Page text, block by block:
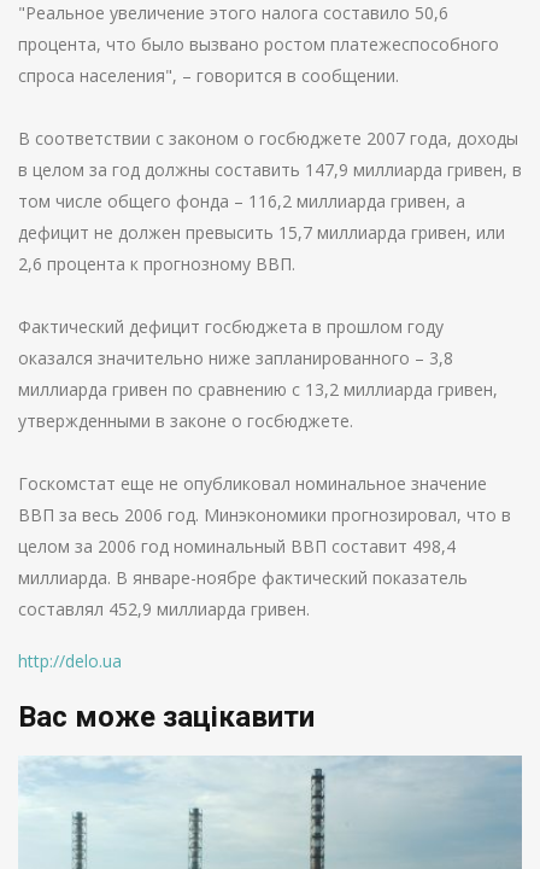
"Реальное увеличение этого налога составило 50,6
процента, что было вызвано ростом платежеспособного
спроса населения", – говорится в сообщении.
В соответствии с законом о госбюджете 2007 года, доходы
в целом за год должны составить 147,9 миллиарда гривен, в
том числе общего фонда – 116,2 миллиарда гривен, а
дефицит не должен превысить 15,7 миллиарда гривен, или
2,6 процента к прогнозному ВВП.
Фактический дефицит госбюджета в прошлом году
оказался значительно ниже запланированного – 3,8
миллиарда гривен по сравнению с 13,2 миллиарда гривен,
утвержденными в законе о госбюджете.
Госкомстат еще не опубликовал номинальное значение
ВВП за весь 2006 год. Минэкономики прогнозировал, что в
целом за 2006 год номинальный ВВП составит 498,4
миллиарда. В январе-ноябре фактический показатель
составлял 452,9 миллиарда гривен.
http://delo.ua
Вас може зацікавити